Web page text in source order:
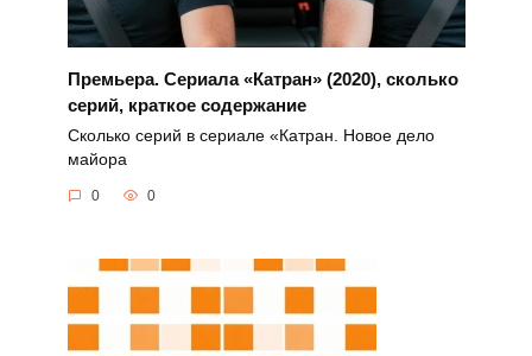
Премьера. Сериала «Катран» (2020), сколько
серий, краткое содержание
Сколько серий в сериале «Катран. Новое дело
майора
0 0